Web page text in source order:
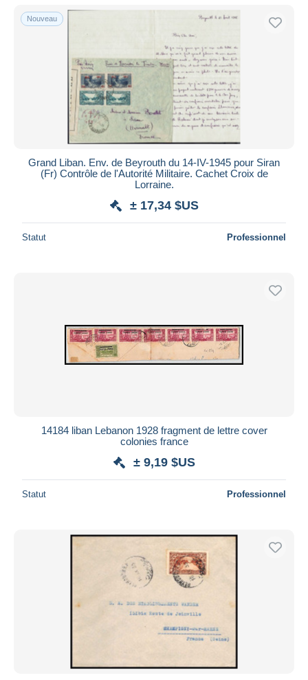
Nouveau
Grand Liban. Env. de Beyrouth du 14-IV-1945 pour Siran
(Fr) Contrôle de l'Autorité Militaire. Cachet Croix de
Lorraine.
± 17,34 $US
Statut Professionnel
14184 liban Lebanon 1928 fragment de lettre cover
colonies france
± 9,19 $US
Statut Professionnel